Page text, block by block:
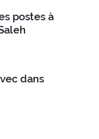
postes à
dans